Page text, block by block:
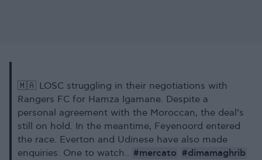
🇲🇦 LOSC struggling in their negotiations with
Rangers FC for Hamza Igamane. Despite a
personal agreement with the Moroccan, the deal’s
still on hold. In the meantime, Feyenoord entered
the race. Everton and Udinese have also made
enquiries. One to watch.. #mercato #dimamaghrib